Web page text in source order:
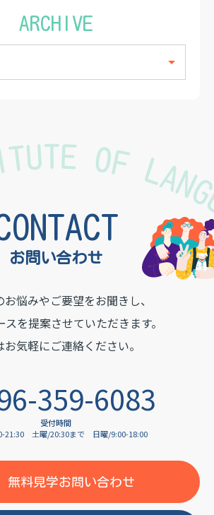
ARCHIVE
OF
お問い合わせ
悩みやご要望をお聞きし、
スを提案させていただきます。
お気軽にご連絡ください。
359-6083
受付時間
21:30
土曜/20:30まで 日曜/9:00-18:00
無料見学お問い合わせ